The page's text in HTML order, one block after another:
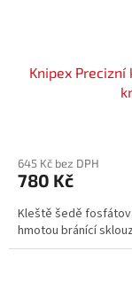
Knipex
645 Kč bez DPH
780 Kč
Kleště šedě
hmotou bránící